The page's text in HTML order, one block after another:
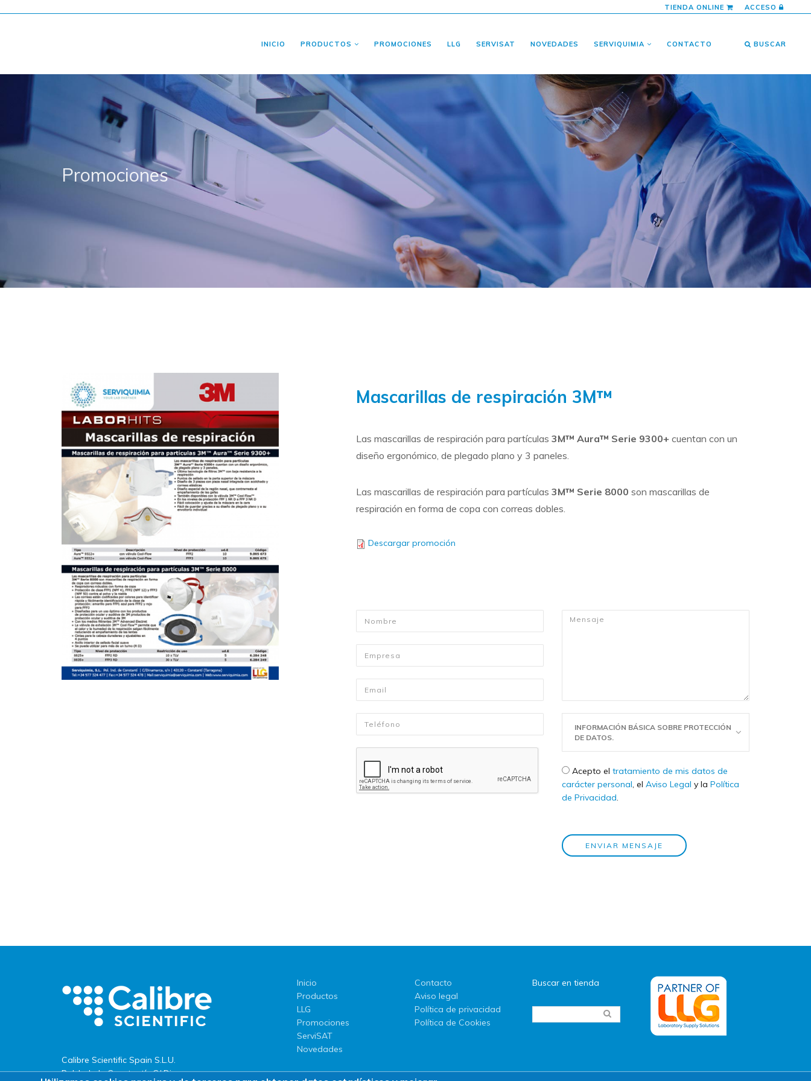
TIENDA ONLINE ACCESO
INICIO PRODUCTOS PROMOCIONES LLG SERVISAT NOVEDADES SERVIQUIMIA CONTACTO BUSCAR
Promociones
Mascarillas de respiración 3M™
Las mascarillas de respiración para partículas 3M™ Aura™ Serie 9300+cuentan con un
diseño ergonómico, de plegado plano y 3 paneles.
Las mascarillas de respiración para partículas 3M™ Serie 8000 son mascarillas de
respiración en forma de copa con correas dobles.
Descargar promoción
Nombre
Empresa
Email *
Telefono
Mensaje*
INFORMACIÓN BÁSICA SOBRE PROTECCIÓN
DE DATOS.
Check legal *
Acepto el tratamiento de mis datos de
carácter personal, el Aviso Legal y la Política
de Privacidad.
ENVIAR MENSAJE
Calibre Scientific Spain S.L.U.
Pol. Ind. de Constantí · C/ Dinamarca,
Inicio
Productos
LLG
Promociones
ServiSAT
Novedades
Contacto
Aviso legal
Política de privacidad
Política de Cookies
Buscar en tienda